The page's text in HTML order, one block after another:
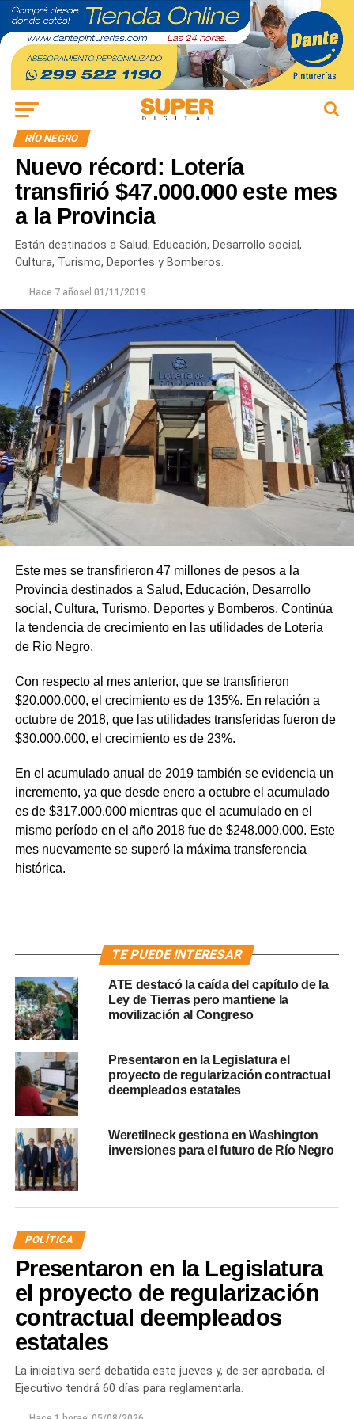
RÍO NEGRO
Nuevo récord: Lotería
transfirió $47.000.000 este mes
a la Provincia
Están destinados a Salud, Educación, Desarrollo social,
Cultura, Turismo, Deportes y Bomberos.
Hace 7 añosel 01/11/2019
Este mes se transfirieron 47 millones de pesos a la
Provincia destinados a Salud, Educación, Desarrollo
social, Cultura, Turismo, Deportes y Bomberos. Continúa
la tendencia de crecimiento en las utilidades de Lotería
de Río Negro.
Con respecto al mes anterior, que se transfirieron
$20.000.000, el crecimiento es de 135%. En relación a
octubre de 2018, que las utilidades transferidas fueron de
$30.000.000, el crecimiento es de 23%.
En el acumulado anual de 2019 también se evidencia un
incremento, ya que desde enero a octubre el acumulado
es de $317.000.000 mientras que el acumulado en el
mismo período en el año 2018 fue de $248.000.000. Este
mes nuevamente se superó la máxima transferencia
histórica.
TE PUEDE INTERESAR
ATE destacó la caída del capítulo de la
Ley de Tierras pero mantiene la
movilización al Congreso
Presentaron en la Legislatura el
proyecto de regularización contractual
deempleados estatales
Weretilneck gestiona en Washington
inversiones para el futuro de Río Negro
POLÍTICA
Presentaron en la Legislatura
el proyecto de regularización
contractual deempleados
estatales
La iniciativa será debatida este jueves y, de ser aprobada, el
Ejecutivo tendrá 60 días para reglamentarla.